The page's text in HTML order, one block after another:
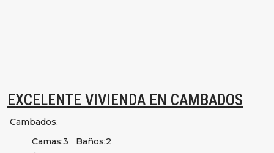
EXCELENTE VIVIENDA EN CAMBADOS
Cambados.
Camas:3 Baños:2